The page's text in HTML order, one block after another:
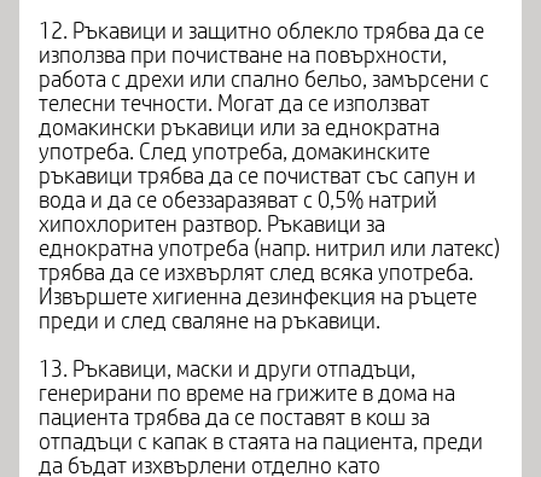
12. Ръкавици и защитно облекло трябва да се
използва при почистване на повърхности,
работа с дрехи или спално бельо, замърсени с
телесни течности. Могат да се използват
домакински ръкавици или за еднократна
употреба. След употреба, домакинските
ръкавици трябва да се почистват със сапун и
вода и да се обеззаразяват с 0,5% натрий
хипохлоритен разтвор. Ръкавици за
еднократна употреба (напр. нитрил или латекс)
трябва да се изхвърлят след всяка употреба.
Извършете хигиенна дезинфекция на ръцете
преди и след сваляне на ръкавици.
13. Ръкавици, маски и други отпадъци,
генерирани по време на грижите в дома на
пациента трябва да се поставят в кош за
отпадъци с капак в стаята на пациента, преди
да бъдат изхвърлени отделно като